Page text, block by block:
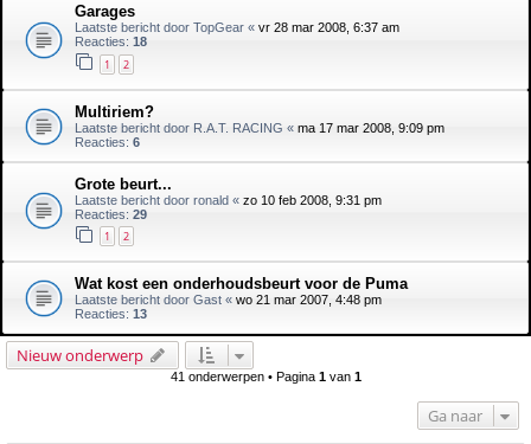
Garages
Laatste bericht door TopGear « vr 28 mar 2008, 6:37 am
Reacties: 18
1 2
Multiriem?
Laatste bericht door R.A.T. RACING « ma 17 mar 2008, 9:09 pm
Reacties: 6
Grote beurt...
Laatste bericht door ronald « zo 10 feb 2008, 9:31 pm
Reacties: 29
1 2
Wat kost een onderhoudsbeurt voor de Puma
Laatste bericht door Gast « wo 21 mar 2007, 4:48 pm
Reacties: 13
Nieuw onderwerp
41 onderwerpen • Pagina 1van 1
Ga naar